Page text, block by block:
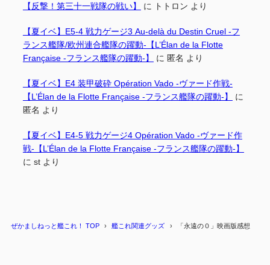
【反撃！第三十一戦隊の戦い】に トトロン より
【夏イベ】E5-4 戦力ゲージ3 Au-delà du Destin Cruel -フ
ランス艦隊/欧州連合艦隊の躍動-【L’Élan de la Flotte
Française -フランス艦隊の躍動-】に 匿名 より
【夏イベ】E4 装甲破砕 Opération Vado -ヴァード作戦-
【L’Élan de la Flotte Française -フランス艦隊の躍動-】に
匿名 より
【夏イベ】E4-5 戦力ゲージ4 Opération Vado -ヴァード作
戦-【L’Élan de la Flotte Française -フランス艦隊の躍動-】
に stより
ぜかましねっと艦これ！ TOP 艦これ関連グッズ 「永遠の０」映画版感想